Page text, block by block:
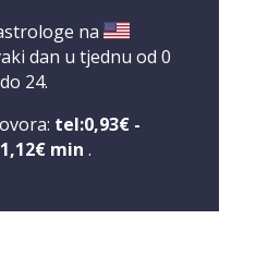
na
dan u tjednu od 0
do 24.
tel:0,93€ -
min .